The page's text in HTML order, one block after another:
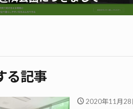
る記事
2020年11月28